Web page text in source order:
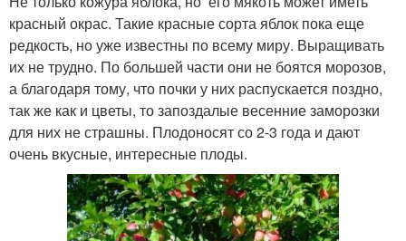
красный окрас. Такие красные сорта яблок пока еще
редкость, но уже известны по всему миру. Выращивать
их не трудно. По большей части они не боятся морозов,
а благодаря тому, что почки у них распускается поздно,
так же как и цветы, то запоздалые весенние заморозки
для них не страшны. Плодоносят со 2-3 года и дают
очень вкусные, интересные плоды.